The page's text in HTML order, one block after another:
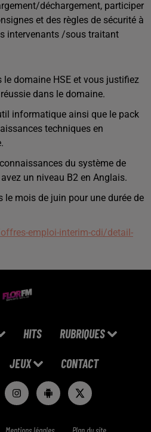
déchargement, participer
et des règles de sécurité à
intervenants /sous traitant
domaine HSE et vous justifiez
dans le domaine.
informatique ainsi que le pack
techniques en
du système de
un niveau B2 en Anglais.
le mois de juin pour une durée de
emploi-interim-cdi/detail-
HITS RUBRIQUES
JEUX CONTACT